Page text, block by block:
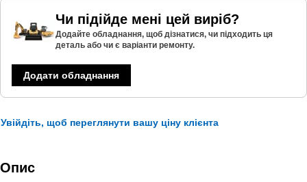
Чи підійде мені цей виріб?
Додайте обладнання, щоб дізнатися, чи підходить ця
деталь або чи є варіанти ремонту.
Додати обладнання
Увійдіть, щоб переглянути вашу ціну клієнта
Опис